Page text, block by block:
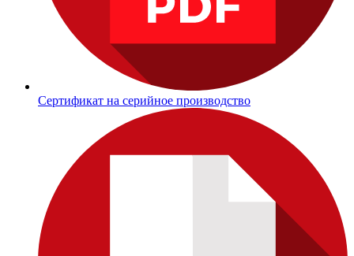
Сертификат на серийное производство